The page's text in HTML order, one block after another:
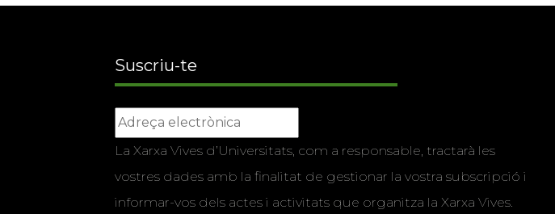
Suscriu-te
La Xarxa Vives d’Universitats, com a responsable, tractarà les
vostres dades amb la finalitat de gestionar la vostra subscripció i
informar-vos dels actes i activitats que organitza la Xarxa Vives.